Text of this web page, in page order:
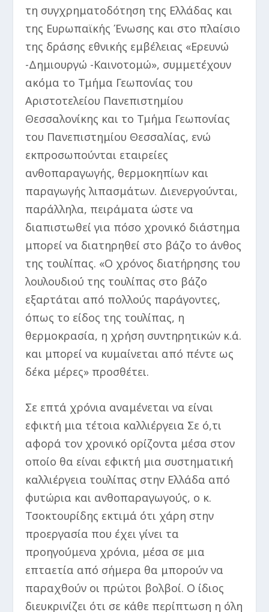
τη συγχρηματοδότηση της Ελλάδας και
της Ευρωπαϊκής Ένωσης και στο πλαίσιο
της δράσης εθνικής εμβέλειας «Ερευνώ
-Δημιουργώ -Καινοτομώ», συμμετέχουν
ακόμα το Τμήμα Γεωπονίας του
Αριστοτελείου Πανεπιστημίου
Θεσσαλονίκης και το Τμήμα Γεωπονίας
του Πανεπιστημίου Θεσσαλίας, ενώ
εκπροσωπούνται εταιρείες
ανθοπαραγωγής, θερμοκηπίων και
παραγωγής λιπασμάτων. Διενεργούνται,
παράλληλα, πειράματα ώστε να
διαπιστωθεί για πόσο χρονικό διάστημα
μπορεί να διατηρηθεί στο βάζο το άνθος
της τουλίπας. «Ο χρόνος διατήρησης του
λουλουδιού της τουλίπας στο βάζο
εξαρτάται από πολλούς παράγοντες,
όπως το είδος της τουλίπας, η
θερμοκρασία, η χρήση συντηρητικών κ.ά.
και μπορεί να κυμαίνεται από πέντε ως
δέκα μέρες» προσθέτει.
Σε επτά χρόνια αναμένεται να είναι
εφικτή μια τέτοια καλλιέργεια Σε ό,τι
αφορά τον χρονικό ορίζοντα μέσα στον
οποίο θα είναι εφικτή μια συστηματική
καλλιέργεια τουλίπας στην Ελλάδα από
φυτώρια και ανθοπαραγωγούς, ο κ.
Τσοκτουρίδης εκτιμά ότι χάρη στην
προεργασία που έχει γίνει τα
προηγούμενα χρόνια, μέσα σε μια
επταετία από σήμερα θα μπορούν να
παραχθούν οι πρώτοι βολβοί. Ο ίδιος
διευκρινίζει ότι σε κάθε περίπτωση η όλη